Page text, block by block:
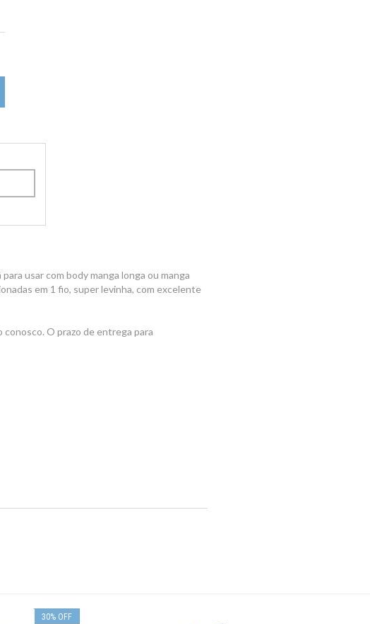
usar com body manga longa ou manga
em 1 fio, super levinha, com excelente
O prazo de entrega para
30% OFF